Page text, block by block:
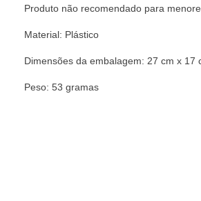
Produto não recomendado para
Material: Plástico
Dimensões da embalagem: 27 cm x 17
Peso: 53 gramas